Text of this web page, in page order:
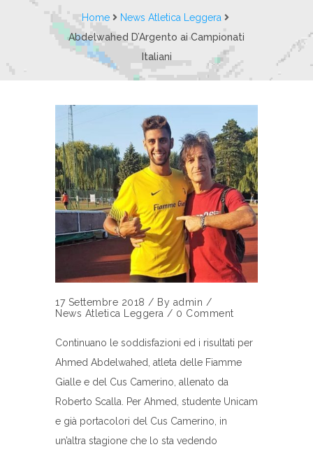
Home
News Atletica Leggera
Abdelwahed D’Argento ai Campionati
Italiani
17 Settembre 2018 / By admin /
News Atletica Leggera / 0 Comment
Continuano le soddisfazioni ed i risultati per
Ahmed Abdelwahed, atleta delle Fiamme
Gialle e del Cus Camerino, allenato da
Roberto Scalla. Per Ahmed, studente Unicam
e già portacolori del Cus Camerino, in
un’altra stagione che lo sta vedendo